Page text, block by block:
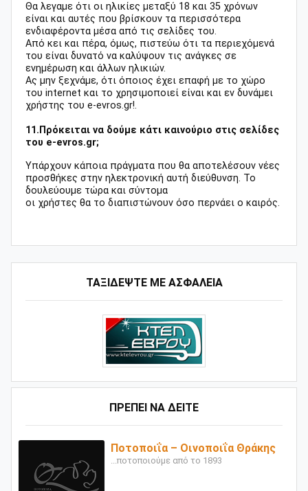
ΤΑΞΙΔΕΨΤΕ ΜΕ ΑΣΦΑΛΕΙΑ
ΠΡΕΠΕΙ ΝΑ ΔΕΙΤΕ
Ποτοποιΐα – Οινοποιΐα Θράκης
...ποτοποιούμε από το 1893
Θα λεγαμε ότι οι ηλικίες μεταξύ 18 και 35 χρόνων
είναι και αυτές που βρίσκουν τα περισσότερα
ενδιαφέροντα μέσα από τις σελίδες του.
Από κει και πέρα, όμως, πιστεύω ότι τα περιεχόμενά
του είναι δυνατό να καλύψουν τις ανάγκες σε
ενημέρωση και άλλων ηλικιών.
Ας μην ξεχνάμε, ότι όποιος έχει επαφή με το χώρο
του internet και το χρησιμοποιεί είναι και εν δυνάμει
χρήστης του e-evros.gr!.
11.Πρόκειται να δούμε κάτι καινούριο στις σελίδες
του e-evros.gr;
Υπάρχουν κάποια πράγματα που θα αποτελέσουν νέες
προσθήκες στην ηλεκτρονική αυτή διεύθυνση. Το
δουλεύουμε τώρα και σύντομα
οι χρήστες θα το διαπιστώνουν όσο περνάει ο καιρός.